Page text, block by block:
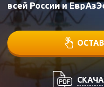
всей России и